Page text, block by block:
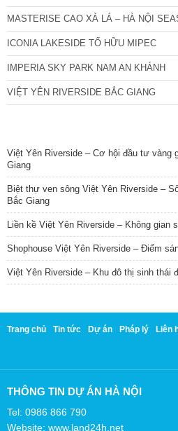
MASTERISE CAO XÀ LÁ – HÀ NỘI
ICONIA LAKESIDE TỐ HỮU MIPEC
IMPERIA SKY PARK NAM AN KHÁNH
VIỆT YÊN RIVERSIDE BẮC GIANG
Việt Yên Riverside – Cơ hội đầu tư vàng
Giang
Biệt thự ven sông Việt Yên Riverside –
Bắc Giang
Liền kề Việt Yên Riverside – Không gian
Shophouse Việt Yên Riverside – Điểm
Việt Yên Riverside – Khu đô thị sinh thái
Trang chủ Tin tức Dự án Pháp lý Liên
THÔNG TIN DỰ ÁN HÀ NỘI
Tel: 0986 866 790
Website: www.land24h.net